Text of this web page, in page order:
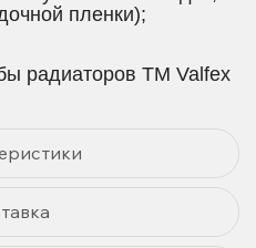
пленки);
радиаторов TM Valfex